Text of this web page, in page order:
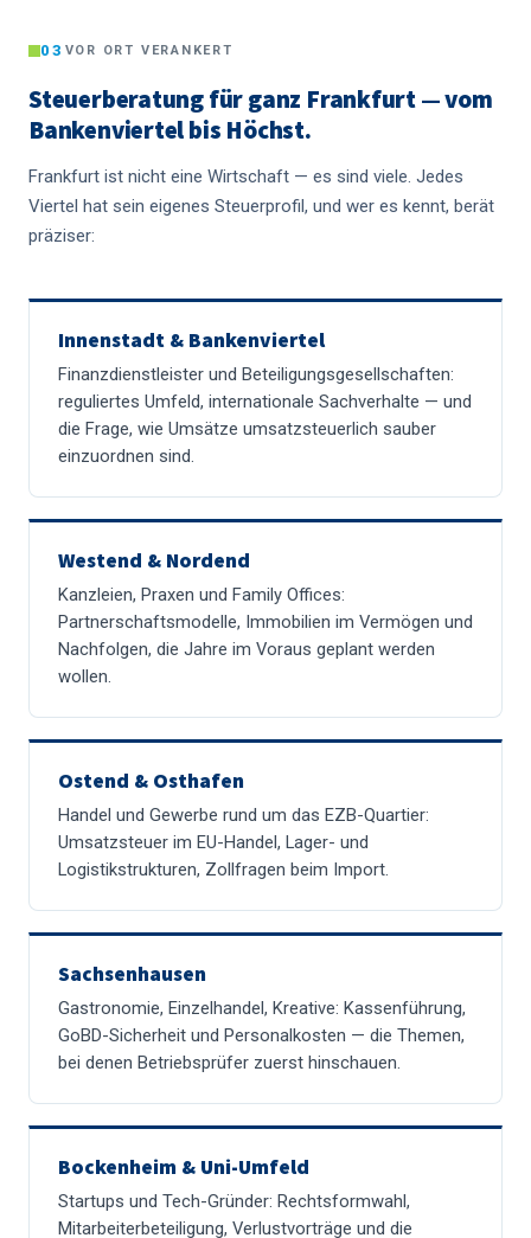
03 VOR ORT VERANKERT
Steuerberatung für ganz Frankfurt — vom
Bankenviertel bis Höchst.
Frankfurt ist nicht eine Wirtschaft — es sind viele. Jedes
Viertel hat sein eigenes Steuerprofil, und wer es kennt, berät
präziser:
Innenstadt & Bankenviertel
Finanzdienstleister und Beteiligungsgesellschaften:
reguliertes Umfeld, internationale Sachverhalte — und
die Frage, wie Umsätze umsatzsteuerlich sauber
einzuordnen sind.
Westend & Nordend
Kanzleien, Praxen und Family Offices:
Partnerschaftsmodelle, Immobilien im Vermögen und
Nachfolgen, die Jahre im Voraus geplant werden
wollen.
Ostend & Osthafen
Handel und Gewerbe rund um das EZB-Quartier:
Umsatzsteuer im EU-Handel, Lager- und
Logistikstrukturen, Zollfragen beim Import.
Sachsenhausen
Gastronomie, Einzelhandel, Kreative: Kassenführung,
GoBD-Sicherheit und Personalkosten — die Themen,
bei denen Betriebsprüfer zuerst hinschauen.
Bockenheim & Uni-Umfeld
Startups und Tech-Gründer: Rechtsformwahl,
Mitarbeiterbeteiligung, Verlustvorträge und die